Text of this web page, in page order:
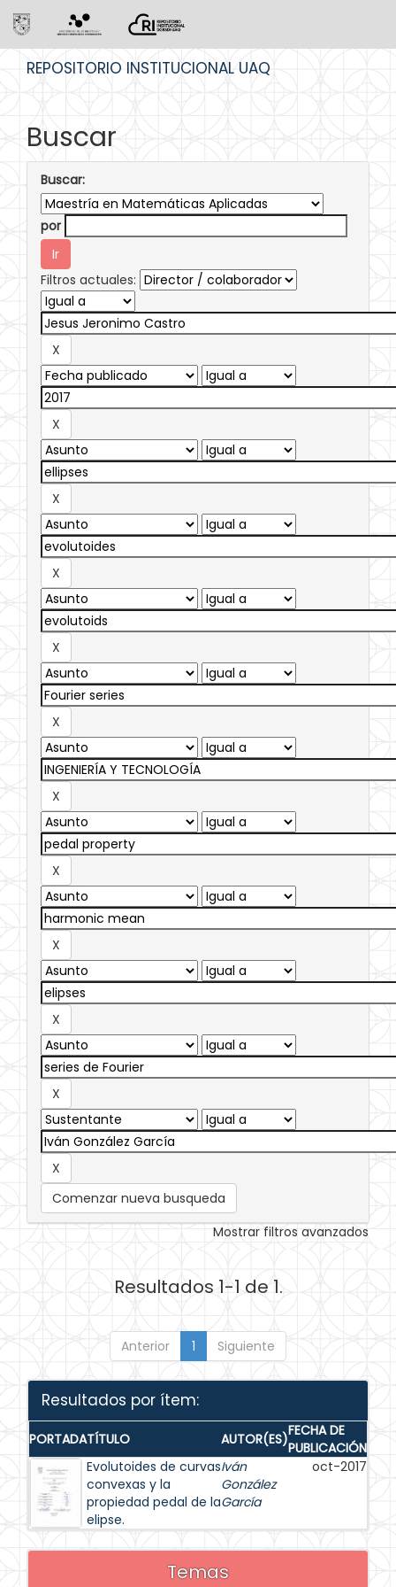
REPOSITORIO INSTITUCIONAL UAQ
Buscar
Buscar:
por
Filtros actuales:
Comenzar nueva busqueda
Mostrar filtros avanzados
Resultados 1-1 de 1.
Anterior 1 Siguiente
Resultados por ítem:
PORTADATÍTULO AUTOR(ES)FECHA DE
PUBLICACIÓN
Evolutoides de curvas
convexas y la
propiedad pedal de la
elipse.
Iván
González
García
oct-2017
Temas